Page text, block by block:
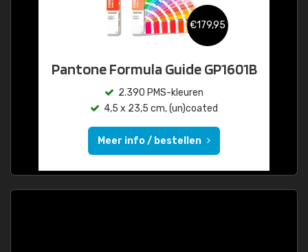
€179,95
Pantone Formula Guide GP1601B
2.390 PMS-kleuren
4,5 x 23,5 cm, (un)coated
Meer info / bestellen